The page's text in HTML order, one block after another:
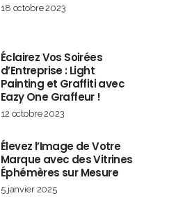
18 octobre 2023
Éclairez Vos Soirées
d’Entreprise : Light
Painting et Graffiti avec
Eazy One Graffeur !
12 octobre 2023
Élevez l’Image de Votre
Marque avec des Vitrines
Éphémères sur Mesure
5 janvier 2025